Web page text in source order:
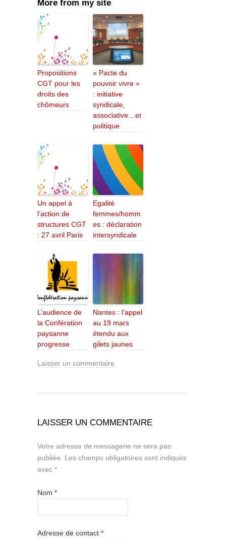
More from my site
Propositions
CGT pour les
droits des
chômeurs
« Pacte du
pouvoir vivre »
: initiative
syndicale,
associative…et
politique
Un appel à
l’action de
structures CGT
: 27 avril Paris
Egalité
femmes/homm
es : déclaration
intersyndicale
L’audience de
la Confération
paysanne
progresse
Nantes : l’appel
au 19 mars
étendu aux
gilets jaunes
Laisser un commentaire
LAISSER UN COMMENTAIRE
Votre adresse de messagerie ne sera pas
publiée. Les champs obligatoires sont indiqués
avec *
Nom *
Adresse de contact *